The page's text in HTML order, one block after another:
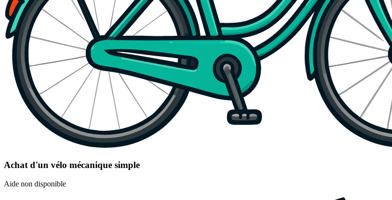
Achat d'un vélo mécanique simple
Aide non disponible